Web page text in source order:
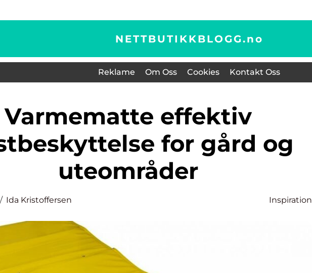
NETTBUTIKKBLOGG.no
Reklame Om Oss Cookies Kontakt Oss
Varmematte effektiv
for gård og
uteområder
Ida Kristoffersen Inspiration